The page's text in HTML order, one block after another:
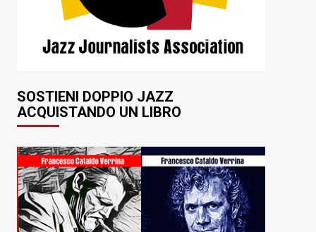
SOSTIENI DOPPIO JAZZ
ACQUISTANDO UN LIBRO